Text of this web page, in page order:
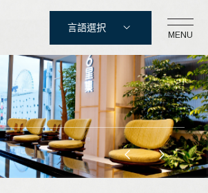
ージのおすすめ|全
ジ、全身オイルプッ
スを一度に実施、5
のリラクゼーション
社シックススター
言語選択
MENU
ターセット株式会
区忠孝東路5段17-3号
2166
新規登録 カート